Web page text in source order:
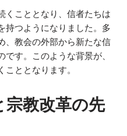
くこととなり、信者たちは
持つようになりました。多
、教会の外部から新たな信
す。このような背景が、
ととなります。
宗教改革の先